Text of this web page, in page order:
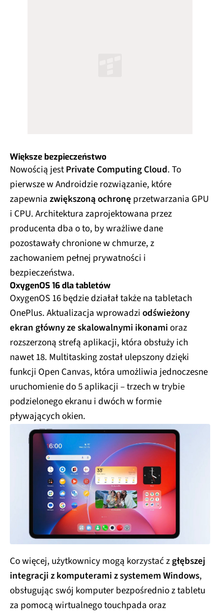
Większe bezpieczeństwo
Nowością jestPrivate Computing Cloud. To
pierwsze w Androidzie rozwiązanie, które
zapewniazwiększoną ochronę przetwarzania GPU
i CPU. Architektura zaprojektowana przez
producenta dba o to, by wrażliwe dane
pozostawały chronione w chmurze, z
zachowaniem pełnej prywatności i
bezpieczeństwa.
OxygenOS 16 dla tabletów
OxygenOS 16 będzie działał także na tabletach
OnePlus. Aktualizacja wprowadziodświeżony
ekran główny ze skalowalnymi ikonamioraz
rozszerzoną strefą aplikacji, która obsłuży ich
nawet 18. Multitasking został ulepszony dzięki
funkcji Open Canvas, która umożliwia jednoczesne
uruchomienie do 5 aplikacji – trzech w trybie
podzielonego ekranu i dwóch w formie
pływających okien.
Co więcej, użytkownicy mogą korzystać zgłębszej
integracji z komputerami z systemem Windows,
obsługując swój komputer bezpośrednio z tabletu
za pomocą wirtualnego touchpada oraz